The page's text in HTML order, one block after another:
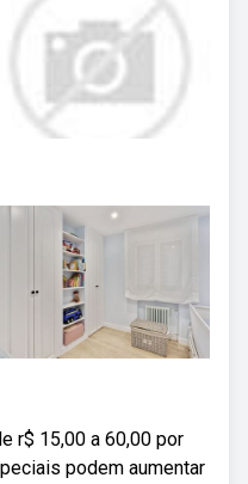
r$ 15,00 a 60,00 por
podem aumentar